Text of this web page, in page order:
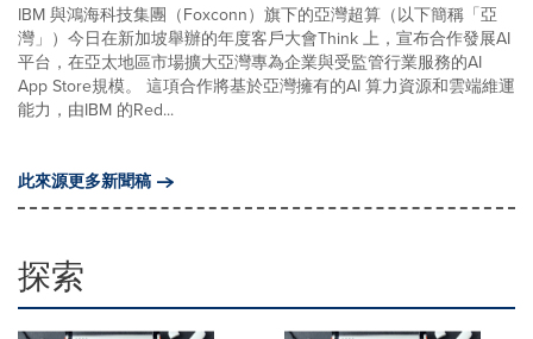
IBM 與鴻海科技集團（Foxconn）旗下的亞灣超算（以下簡稱「亞
灣」）今日在新加坡舉辦的年度客戶大會Think 上，宣布合作發展AI
平台，在亞太地區市場擴大亞灣專為企業與受監管行業服務的AI
App Store規模。 這項合作將基於亞灣擁有的AI 算力資源和雲端維運
能力，由IBM 的Red...
此來源更多新聞稿
探索